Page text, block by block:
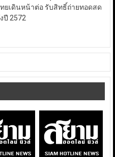
ยเดินหน้าต่อ รับสิทธิ์ถ่ายทอดสด
ปี 2572